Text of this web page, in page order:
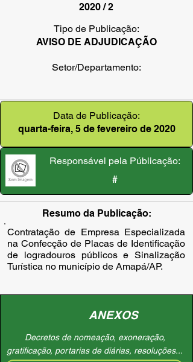
2020 / 2
Tipo de Publicação:
AVISO DE ADJUDICAÇÃO
Setor/Departamento:
Data de Publicação:
quarta-feira, 5 de fevereiro de 2020
Responsável pela Públicação:
#
Resumo da Publicação:
Contratação de Empresa Especializada
na Confecção de Placas de Identificação
de logradouros públicos e Sinalização
Turística no município de Amapá/AP.
ANEXOS
Decretos de nomeação, exoneração,
gratificação, portarias de diárias, resoluções...